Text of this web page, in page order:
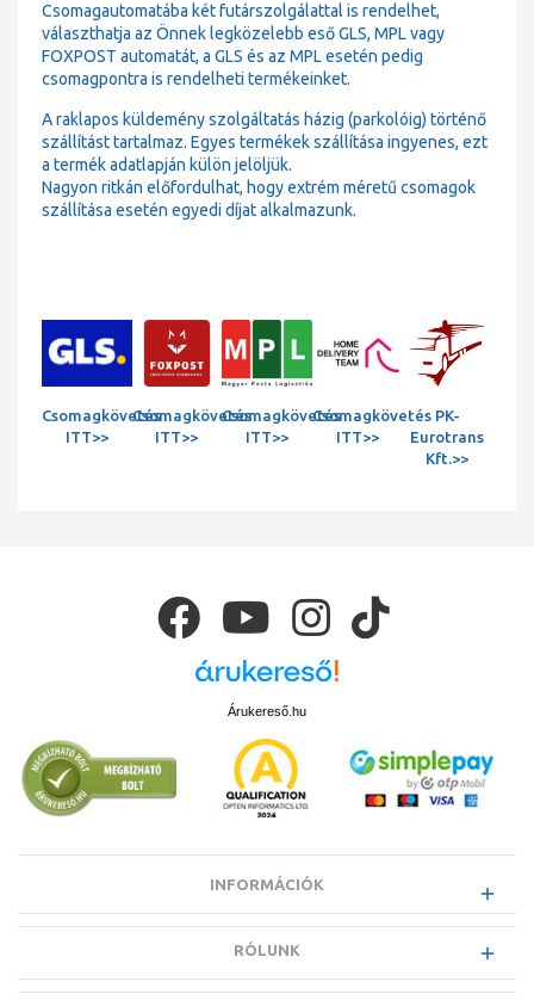
Csomagautomatába két futárszolgálattal is rendelhet,
választhatja az Önnek legközelebb eső GLS, MPL vagy
FOXPOST automatát, a GLS és az MPL esetén pedig
csomagpontra is rendelheti termékeinket.
A raklapos küldemény szolgáltatás házig (parkolóig) történő
szállítást tartalmaz. Egyes termékek szállítása ingyenes, ezt
a termék adatlapján külön jelöljük.
Nagyon ritkán előfordulhat, hogy extrém méretű csomagok
szállítása esetén egyedi díjat alkalmazunk.
Csomagkövetés
ITT>>
Csomagkövetés
ITT>>
Csomagkövetés
ITT>>
Csomagkövetés
ITT>>
PK-
Eurotrans
Kft.>>
Árukereső.hu
INFORMÁCIÓK
RÓLUNK